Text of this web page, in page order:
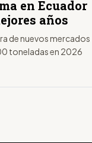
en Ecuador
años
de nuevos mercados
toneladas en 2026